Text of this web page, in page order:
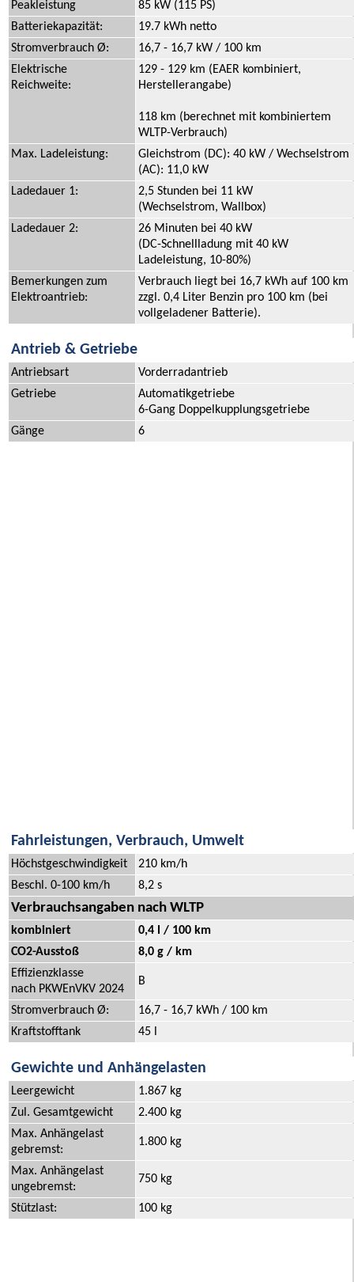
Peakleistung
85 kW (115 PS)
Batteriekapazität:
19.7 kWh netto
Stromverbrauch Ø:
16,7 - 16,7 kW / 100 km
Elektrische
Reichweite:
129 - 129 km (EAER kombiniert,
Herstellerangabe)
118 km (berechnet mit kombiniertem
WLTP-Verbrauch)
Max. Ladeleistung:
Gleichstrom (DC): 40 kW / Wechselstrom
(AC): 11,0 kW
Ladedauer 1:
2,5 Stunden bei 11 kW
(Wechselstrom, Wallbox)
Ladedauer 2:
26 Minuten bei 40 kW
(DC-Schnellladung mit 40 kW
Ladeleistung, 10-80%)
Bemerkungen zum
Elektroantrieb:
Verbrauch liegt bei 16,7 kWh auf 100 km
zzgl. 0,4 Liter Benzin pro 100 km (bei
vollgeladener Batterie).
Antrieb & Getriebe
Antriebsart
Vorderradantrieb
Getriebe
Automatikgetriebe
6-Gang Doppelkupplungsgetriebe
Gänge
6
Fahrleistungen, Verbrauch, Umwelt
Höchstgeschwindigkeit
210 km/h
Beschl. 0-100 km/h
8,2 s
Verbrauchsangaben nach WLTP
kombiniert
0,4 l / 100 km
CO2-Ausstoß
8,0 g / km
Effizienzklasse
nach PKWEnVKV 2024
B
Stromverbrauch Ø:
16,7 - 16,7 kWh / 100 km
Kraftstofftank
45 l
Gewichte und Anhängelasten
Leergewicht
1.867 kg
Zul. Gesamtgewicht
2.400 kg
Max. Anhängelast
gebremst:
1.800 kg
Max. Anhängelast
ungebremst:
750 kg
Stützlast: 100 kg